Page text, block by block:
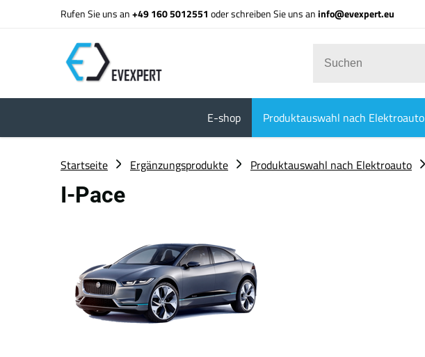
Rufen Sie uns an+49 160 5012551 oder schreiben Sie uns aninfo@evexpert.eu
E-shop Produktauswahl nach Elektroauto
Startseite Ergänzungsprodukte Produktauswahl nach Elektroauto
I-Pace